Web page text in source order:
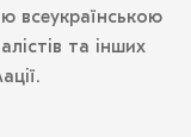
всеукраїнською
та інших